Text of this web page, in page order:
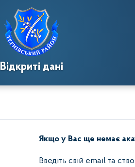
Відкриті дані
Якщо у Вас ще немає
Введіть свій email та